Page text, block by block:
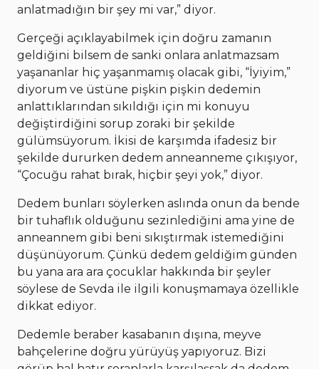
anlatmadığın bir şey mi var,” diyor.
Gerçeği açıklayabilmek için doğru zamanın
geldiğini bilsem de sanki onlara anlatmazsam
yaşananlar hiç yaşanmamış olacak gibi, “İyiyim,”
diyorum ve üstüne pişkin pişkin dedemin
anlattıklarından sıkıldığı için mi konuyu
değiştirdiğini sorup zoraki bir şekilde
gülümsüyorum. İkisi de karşımda ifadesiz bir
şekilde dururken dedem anneanneme çıkışıyor,
“Çocuğu rahat bırak, hiçbir şeyi yok,” diyor.
Dedem bunları söylerken aslında onun da bende
bir tuhaflık olduğunu sezinlediğini ama yine de
anneannem gibi beni sıkıştırmak istemediğini
düşünüyorum. Çünkü dedem geldiğim günden
bu yana ara ara çocuklar hakkında bir şeyler
söylese de Sevda ile ilgili konuşmamaya özellikle
dikkat ediyor.
Dedemle beraber kasabanın dışına, meyve
bahçelerine doğru yürüyüş yapıyoruz. Bizi